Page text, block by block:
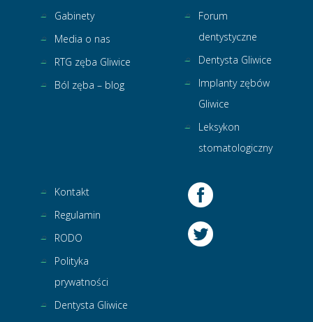
Gabinety
Media o nas
RTG zęba Gliwice
Ból zęba – blog
Forum
dentystyczne
Dentysta Gliwice
Implanty zębów
Gliwice
Leksykon
stomatologiczny
Kontakt
Regulamin
RODO
Polityka
prywatności
Dentysta Gliwice